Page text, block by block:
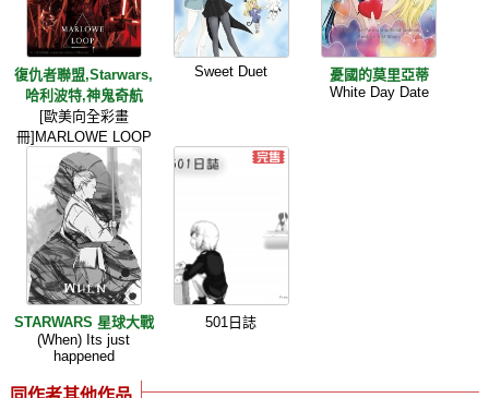
復仇者聯盟,Starwars,
哈利波特,神鬼奇航
[歐美向全彩畫
冊]MARLOWE LOOP
Sweet Duet
憂國的莫里亞蒂
White Day Date
STARWARS 星球大戰
(When) Its just
happened
501日誌